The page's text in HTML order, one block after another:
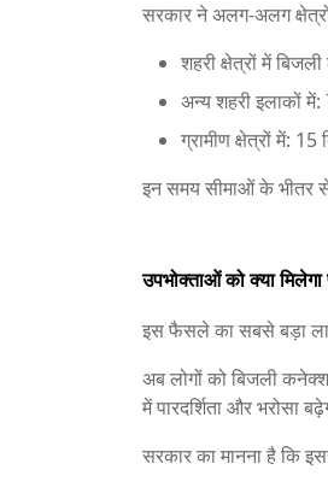
सरकार ने अलग-अलग क्षेत्रों
शहरी क्षेत्रों में
अन्य शहरी इलाकों में:
ग्रामीण क्षेत्रों में: 15
इन समय सीमाओं के भीतर
उपभोक्ताओं को क्या मिलेगा
इस फैसले का सबसे बड़ा
अब लोगों को बिजली
में पारदर्शिता और भरोसा
सरकार का मानना है कि